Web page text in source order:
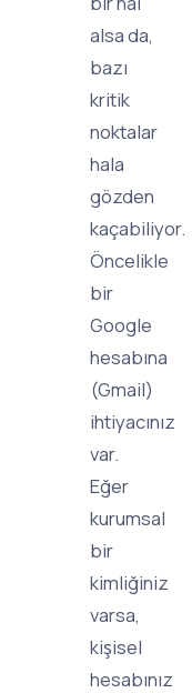
alsa da,
bazı
kritik
noktalar
hala
gözden
kaçabiliyor.
Öncelikle
bir
Google
hesabına
(Gmail)
ihtiyacınız
var.
Eğer
kurumsal
bir
kimliğiniz
varsa,
kişisel
hesabınız